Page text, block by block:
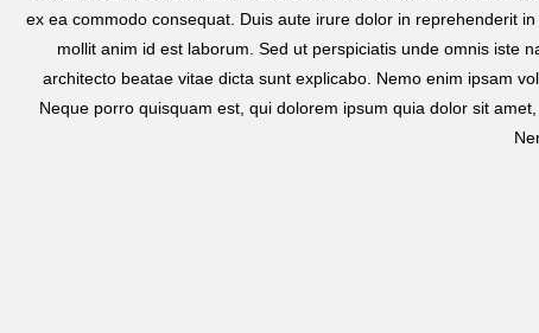
ex ea commodo consequat. Duis aute irure dolor in reprehenderit
mollit anim id est laborum. Sed ut perspiciatis unde omnis iste
architecto beatae vitae dicta sunt explicabo. Nemo enim ipsam
Neque porro quisquam est, qui dolorem ipsum quia dolor sit